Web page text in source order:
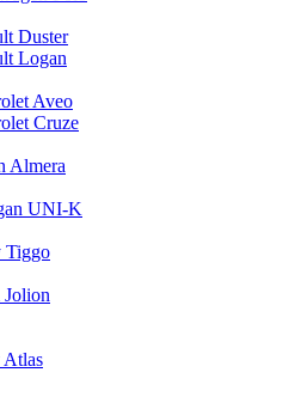
Duster
Logan
Aveo
Cruze
Almera
UNI-K
Tiggo
Atlas